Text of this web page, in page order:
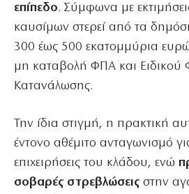
επίπεδο. Σύμφωνα με
καυσίμων στερεί από τα
300 έως 500 εκατομμύρια
μη καταβολή ΦΠΑ και Ειδικού
Κατανάλωσης.
Την ίδια στιγμή, η πρακτική
έντονο αθέμιτο ανταγωνισμό
επιχειρήσεις του κλάδου, ενώ
σοβαρές στρεβλώσεις στην